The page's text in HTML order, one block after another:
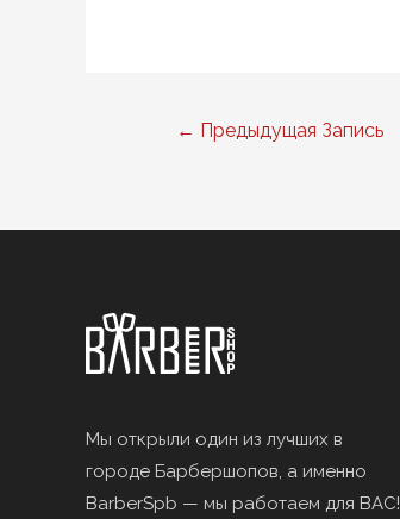
Навигация
← Предыдущая Запись
Мы открыли один из лучших в
городе Барбершопов, а именно
BarberSpb — мы работаем для ВАС!